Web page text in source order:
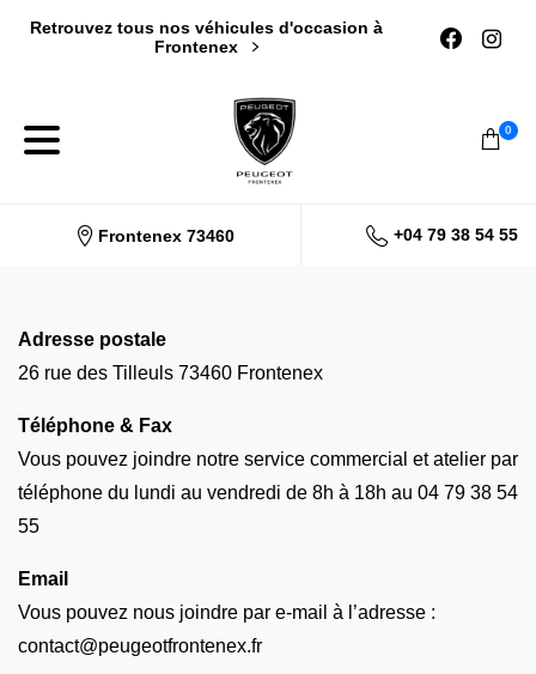
Retrouvez tous nos véhicules d'occasion à
Frontenex
0
Frontenex 73460 +04 79 38 54 55
Adresse postale
26 rue des Tilleuls 73460 Frontenex
Téléphone & Fax
Vous pouvez joindre notre service commercial et atelier par
téléphone du lundi au vendredi de 8h à 18h au 04 79 38 54
55
Email
Vous pouvez nous joindre par e-mail à l’adresse :
contact@peugeotfrontenex.fr